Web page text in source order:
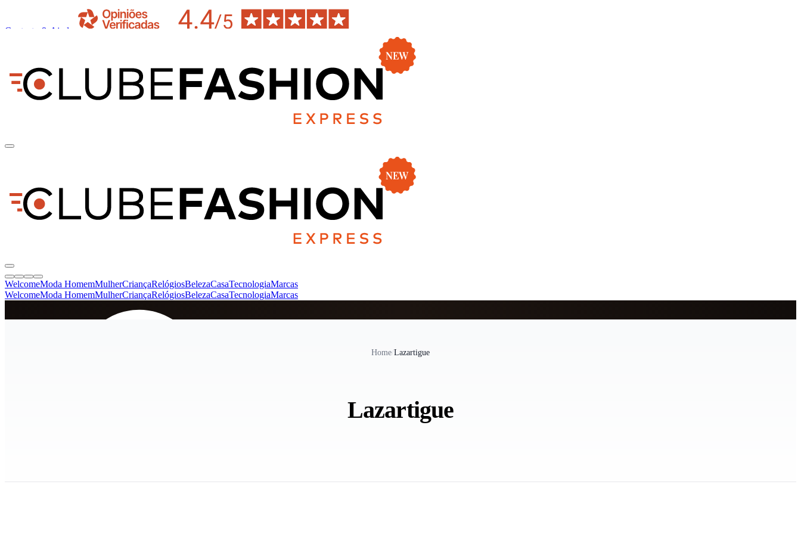
Contacto & Ajuda
WelcomeModa HomemMulherCriançaRelógiosBelezaCasaTecnologiaMarcas
WelcomeModa HomemMulherCriançaRelógiosBelezaCasaTecnologiaMarcas
Home/Lazartigue
Lazartigue